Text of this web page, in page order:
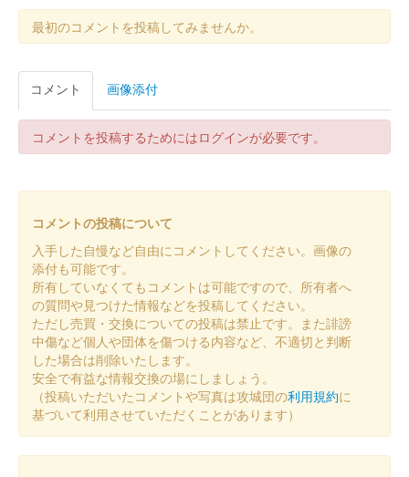
碓氷峠城 御城印 春限定版
碓氷峠城 御城印
碓氷峠城 御城印
碓氷峠城 御城印
碓氷峠城 御城印 前田利家 秋限定版
2024年6月15、16日に開催された群馬戦国御城印サミットで先行
販売された後、9月14日より現地にて販売。文字はぐんま特使
Menkoiガールズが担当した。
碓氷峠城 御城印
最初のコメントを投稿してみませんか。
コメント 画像添付
コメントを投稿するためにはログインが必要です。
コメントの投稿について
入手した自慢など自由にコメントしてください。画像の
添付も可能です。
所有していなくてもコメントは可能ですので、所有者へ
の質問や見つけた情報などを投稿してください。
ただし売買・交換についての投稿は禁止です。また誹謗
中傷など個人や団体を傷つける内容など、不適切と判断
した場合は削除いたします。
安全で有益な情報交換の場にしましょう。
（投稿いただいたコメントや写真は攻城団の利用規約に
基づいて利用させていただくことがあります）